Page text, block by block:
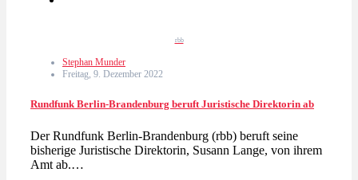
rbb
Stephan Munder
Freitag, 9. Dezember 2022
Rundfunk Berlin-Brandenburg beruft Juristische Direktorin ab
Der Rundfunk Berlin-Brandenburg (rbb) beruft seine
bisherige Juristische Direktorin, Susann Lange, von ihrem
Amt ab.…